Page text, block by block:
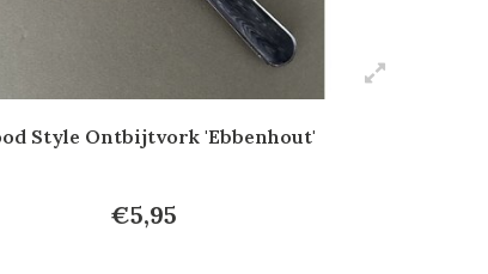
Style Ontbijtvork 'Ebbenhout'
€5,95